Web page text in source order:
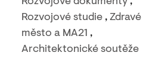
Rozvojové studie, Zdravé
město a MA21 ,
Architektonické soutěže